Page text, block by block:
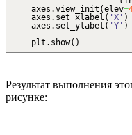
axes.view_init (elev=
axes. set_xlabel ( 'X' )
axes. set_ylabel ( 'Y' )
plt. show( )
Результат выполнения
рисунке: